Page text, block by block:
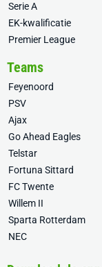
Serie A
EK-kwalificatie
Premier League
Teams
Feyenoord
PSV
Ajax
Go Ahead Eagles
Telstar
Fortuna Sittard
FC Twente
Willem II
Sparta Rotterdam
NEC